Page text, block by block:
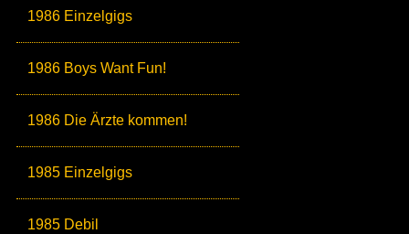
1986 Einzelgigs
1986 Boys Want Fun!
1986 Die Ärzte kommen!
1985 Einzelgigs
1985 Debil